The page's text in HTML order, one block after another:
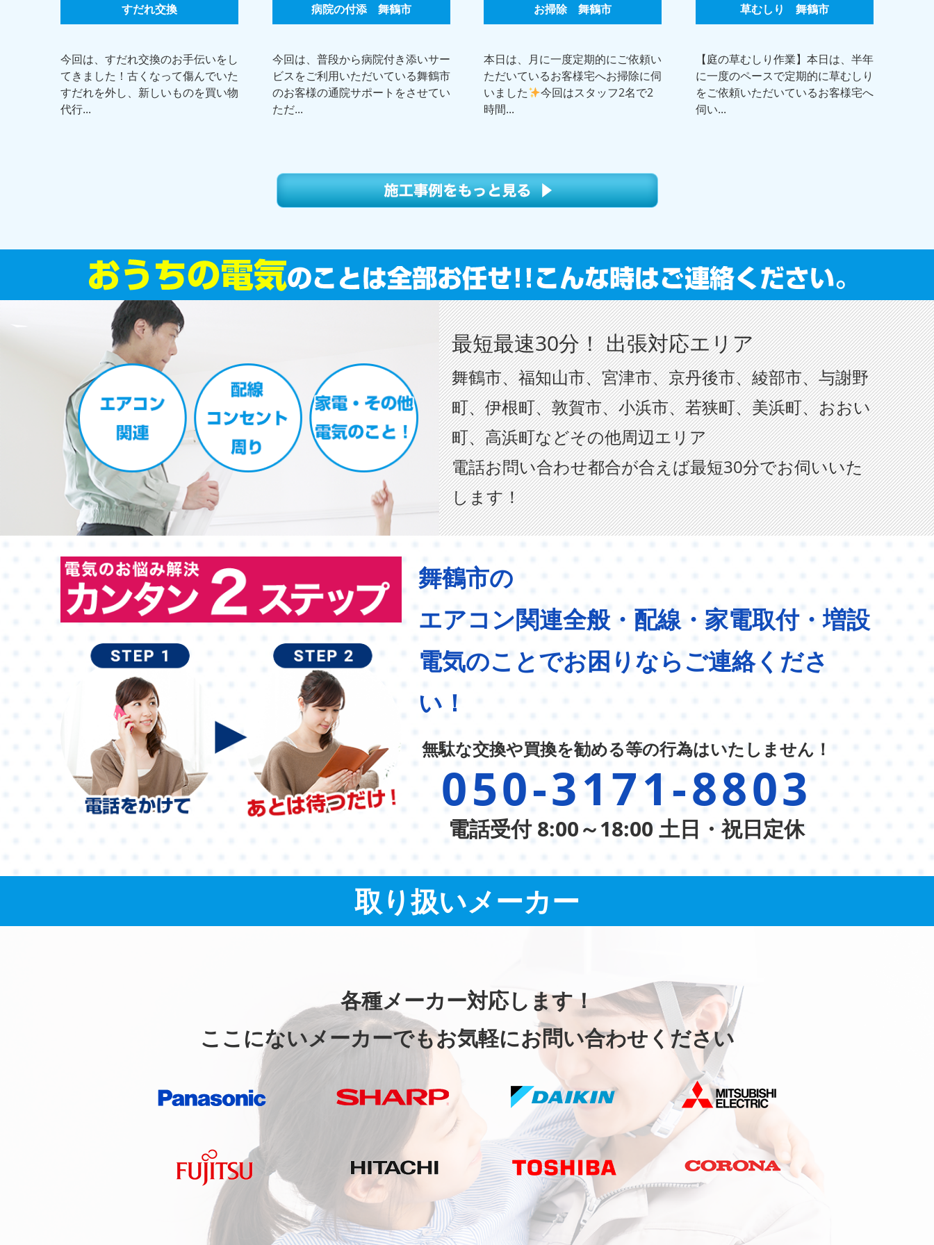
すだれ交換
今回は、すだれ交換のお手伝いをし
てきました！古くなって傷んでいた
すだれを外し、新しいものを買い物
代行...
病院の付添 舞鶴市
今回は、普段から病院付き添いサー
ビスをご利用いただいている舞鶴市
のお客様の通院サポートをさせてい
ただ...
お掃除 舞鶴市
本日は、月に一度定期的にご依頼い
ただいているお客様宅へお掃除に伺
いました
今回はスタッフ2名で2
時間...
草むしり 舞鶴市
【庭の草むしり作業】本日は、半年
に一度のペースで定期的に草むしり
をご依頼いただいているお客様宅へ
伺い...
最短最速30分！ 出張対応エリア
舞鶴市、福知山市、宮津市、京丹後市、綾部市、与謝野
町、伊根町、敦賀市、小浜市、若狭町、美浜町、おおい
町、高浜町などその他周辺エリア
電話お問い合わせ都合が合えば最短30分でお伺いいた
します！
舞鶴市の
エアコン関連全般・配線・家電取付・増設
電気のことでお困りならご連絡くださ
い！
無駄な交換や買換を勧める等の行為はいたしません！
050-3171-8803
電話受付 8:00～18:00 土日・祝日定休
取り扱いメーカー
各種メーカー対応します！
ここにないメーカーでもお気軽にお問い合わせください